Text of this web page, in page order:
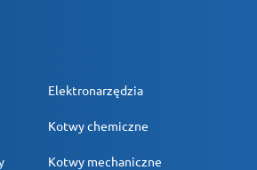
Elektronarzędzia
Kotwy chemiczne
Kotwy mechaniczne